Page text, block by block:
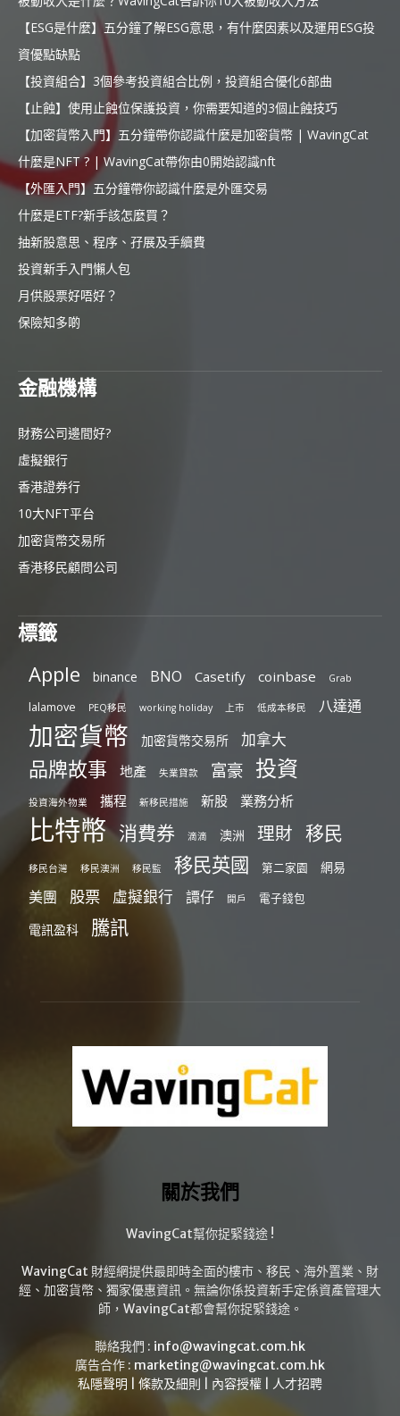
【ESG是什麼】五分鐘了解ESG意思，有什麼因素以及運用ESG投
資優點缺點
【投資組合】3個參考投資組合比例，投資組合優化6部曲
【止蝕】使用止蝕位保護投資，你需要知道的3個止蝕技巧
【加密貨幣入門】五分鐘帶你認識什麼是加密貨幣 | WavingCat
什麼是NFT ? | WavingCat帶你由0開始認識nft
【外匯入門】五分鐘帶你認識什麼是外匯交易
什麼是ETF?新手該怎麼買？
抽新股意思、程序、孖展及手續費
投資新手入門懶人包
月供股票好唔好？
保險知多啲
金融機構
財務公司邊間好?
虛擬銀行
香港證券行
10大NFT平台
加密貨幣交易所
香港移民顧問公司
標籤
Apple binance BNO Casetify coinbase Grab
lalamove PEQ移民 working holiday 上市 低成本移民 八達通
加密貨幣 加密貨幣交易所 加拿大
品牌故事 地產 失業貸款 富豪 投資
投資海外物業 攜程 新移民措施 新股 業務分析
比特幣 消費券 滴滴 澳洲 理財 移民
移民台灣 移民澳洲 移民監 移民英國 第二家園 網易
美團 股票 虛擬銀行 譚仔 開戶 電子錢包
電訊盈科 騰訊
關於我們
WavingCat幫你捉緊錢途 !
WavingCat 財經網提供最即時全面的樓市、移民、海外置業、財
經、加密貨幣、獨家優惠資訊。無論你係投資新手定係資產管理大
師，WavingCat都會幫你捉緊錢途。
聯絡我們 : info@wavingcat.com.hk
廣告合作 : marketing@wavingcat.com.hk
私隱聲明
條款及細則 內容授權 人才招聘